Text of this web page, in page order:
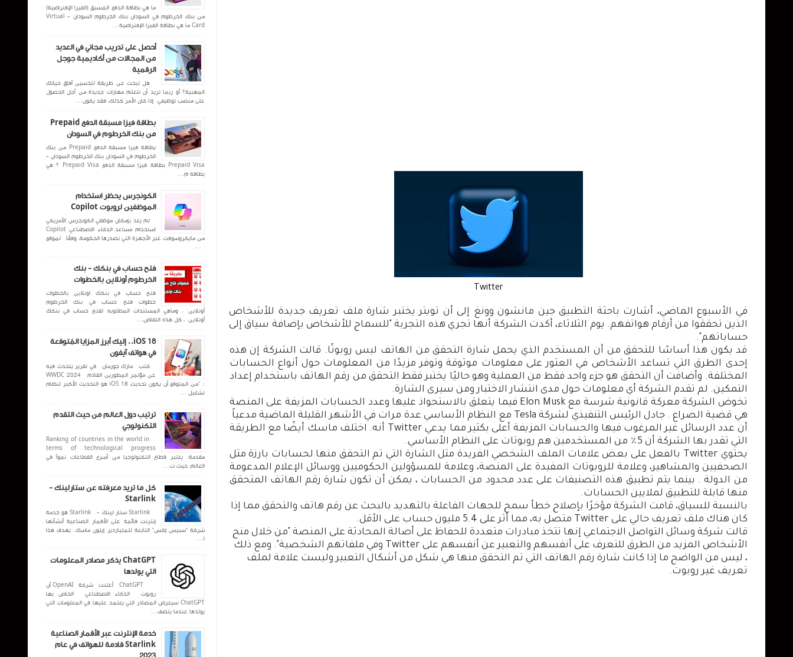
Twitter
في الأسبوع الماضي، أشارت باحثة التطبيق جين مانشون وونغ إلى أن تويتر يختبر شارة ملف تعريف جديدة للأشخاص
الذين تحققوا من أرقام هواتفهم. يوم الثلاثاء، أكدت الشركة أنها تجري هذه التجربة "للسماح للأشخاص بإضافة سياق إلى
حساباتهم".
قد يكون هذا أساسًا للتحقق من أن المستخدم الذي يحمل شارة التحقق من الهاتف ليس روبوتًا. قالت الشركة إن هذه
إحدى الطرق التي تساعد الأشخاص في العثور على معلومات موثوقة وتوفر مزيدًا من المعلومات حول أنواع الحسابات
المختلفة. وأضافت أن التحقق هو جزء واحد فقط من العملية وهو حاليًا يختبر فقط التحقق من رقم الهاتف باستخدام إعداد
التمكين. لم تقدم الشركة أي معلومات حول مدى انتشار الاختبار ومن سيرى الشارة.
تخوض الشركة معركة قانونية شرسة مع Elon Musk فيما يتعلق بالاستحواذ عليها وعدد الحسابات المزيفة على المنصة
هي قضية الصراع . جادل الرئيس التنفيذي لشركة Tesla مع النظام الأساسي عدة مرات في الأشهر القليلة الماضية مدعياً ​​
أن عدد الرسائل غير المرغوب فيها والحسابات المزيفة أعلى بكثير مما يدعي Twitter أنه. اختلف ماسك أيضًا مع الطريقة
التي تقدر بها الشركة أن 5٪ من المستخدمين هم روبوتات على النظام الأساسي.
يحتوي Twitter بالفعل على بعض علامات الملف الشخصي الفريدة مثل الشارة التي تم التحقق منها لحسابات بارزة مثل
الصحفيين والمشاهير، وعلامة للروبوتات المفيدة على المنصة، وعلامة للمسؤولين الحكوميين ووسائل الإعلام المدعومة
من الدولة . بينما يتم تطبيق هذه التصنيفات على عدد محدود من الحسابات ، يمكن أن تكون شارة رقم الهاتف المتحقق
منها قابلة للتطبيق لملايين الحسابات.
بالنسبة للسياق، قامت الشركة مؤخرًا بإصلاح خطأ سمح للجهات الفاعلة بالتهديد بالبحث عن رقم هاتف والتحقق مما إذا
كان هناك ملف تعريف حالي على Twitter متصل به، مما أثر على 5.4 مليون حساب على الأقل.
قالت شركة وسائل التواصل الاجتماعي إنها تتخذ مبادرات متعددة للحفاظ على أصالة المحادثة على المنصة "من خلال منح
الأشخاص المزيد من الطرق للتعرف على أنفسهم والتعبير عن أنفسهم على Twitter وفي ملفاتهم الشخصية". ومع ذلك
، ليس من الواضح ما إذا كانت شارة رقم الهاتف التي تم التحقق منها هي شكل من أشكال التعبير وليست علامة لملف
تعريف غير روبوت.
ما هي بطاقة الدفع المُسبق (الفيزا الإفتراضية)
من بنك الخرطوم في السودان بنك الخرطوم السودان - Virtual
Card ما هي بطاقة الفيزا الإفتراضية...
أحصل على تدريب مجاني في العديد
من المجالات من أكاديمية جوجل
الرقمية
هل تبحث عن طريقة لتحسين آفاق حياتك
المهنية؟ أو ربما تريد أن تتعلم مهارات جديدة من أجل الحصول
على منصب توظيفي. إذا كان الأمر كذلك، فقد يكون...
بطاقة فيزا مسبقة الدفع Prepaid
من بنك الخرطوم في السودان
بطاقة فيزا مسبقة الدفع Prepaid من بنك
الخرطوم في السودان بنك الخرطوم السودان -
Prepaid Visa بطاقة فيزا مسبقة الدفع Prepaid Visa ؟ هي
بطاقة م...
الكونجرس يحظر استخدام
الموظفين لروبوت Copilot
لم يعد بإمكان موظفي الكونجرس الأمريكي
استخدام مساعد الذكاء الاصطناعي Copilot
من مايكروسوفت عبر الأجهزة التي تصدرها الحكومة، وفقًا لموقع
...
فتح حساب في بنكك - بنك
الخرطوم أونلاين بالخطوات
فتح حساب في بنكك اونلاين بالخطوات
خطوات فتح حساب في بنك الخرطوم
أونلاين ، وماهي المستندات المطلوبه لفتح حساب في بنكك
أونلاين ، كل هذه التفاص...
iOS 18.. إليك أبرز المزايا المُتوقعة
في هواتف آيفون
كتب مارك جورمان في تقرير يتحدث فيه
عن مؤتمر المطورين القادم WWDC 2024
: “من المتوقع أن يكون تحديث iOS 18 هو التحديث الأكبر لنظام
تشغيل ...
ترتيب دول العالم من حيث التقدم
التكنولوجي
Ranking of countries in the world in
terms of technological progress
مقدمة: يعتبر قطاع التكنولوجيا من أسرع القطاعات نمواً في
العالم، حيث ت...
كل ما تريد معرفته عن ستارلينك -
Starlink
Starlink ستار لينك - Starlink هو خدمة
إنترنت قائمة على الأقمار الصناعية أنشأتها
شركة “سبيس إكس” التابعة للملياردير إيلون ماسك. يهدف هذا
ا...
ChatGPT يذكر مصادر المعلومات
التي يولدها
ChatGPT أعلنت شركة OpenAI أن
روبوت الذكاء الاصطناعي الخاص بها
ChatGPT سيعرض المصادر التي يعتمد عليها في المعلومات التي
يولدها عندما يتصف...
خدمة الإنترنت عبر الأقمار الصناعية
Starlink قادمة للهواتف في عام